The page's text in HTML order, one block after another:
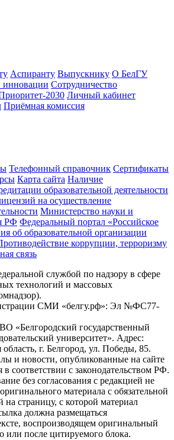
Аспиранту Выпускнику О БелГУ
инновации Сотрудничество
2030 Личный кабинет
Приёмная комиссия
Телефонный справочник Сертификаты
Карта сайта Наличие
образовательной деятельности
на осуществление
Министерствo науки и
РФ Федеральный портал «Российское
об образовательной организации
коррупции, терроризму
связь
службой по надзору в сфере
технологий и массовых
СМИ «белгу.рф»: Эл №ФС77-
«Белгородский государственный
университет». Адрес:
область, г. Белгород, ул. Победы, 85.
и новости, опубликованные на сайте
в соответствии с законодательством РФ.
без согласования с редакцией не
материала с обязательной
страницу, с которой материал
должна размещаться
воспроизводящем оригинальный
или после цитируемого блока.